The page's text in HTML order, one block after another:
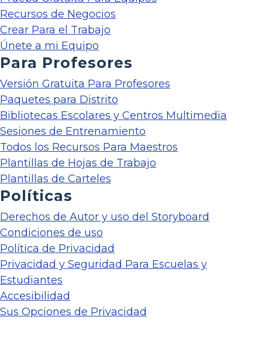
Recursos de Negocios
Crear Para el Trabajo
Únete a mi Equipo
Para Profesores
Versión Gratuita Para Profesores
Paquetes para Distrito
Bibliotecas Escolares y Centros Multimedia
Sesiones de Entrenamiento
Todos los Recursos Para Maestros
Plantillas de Hojas de Trabajo
Plantillas de Carteles
Políticas
Derechos de Autor y uso del Storyboard
Condiciones de uso
Política de Privacidad
Privacidad y Seguridad Para Escuelas y
Estudiantes
Accesibilidad
Sus Opciones de Privacidad